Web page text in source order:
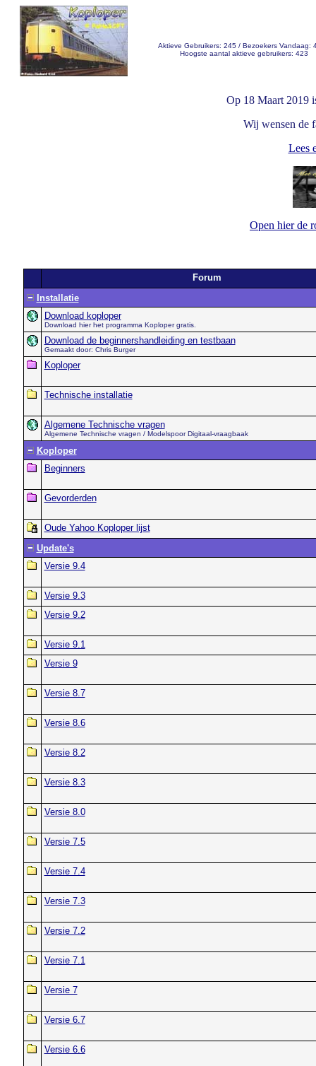
Aktieve Gebruikers: 245 / Bezoekers Vandaag:
Hoogste aantal aktieve gebruikers: 423
Op 18 Maart 2019
Wij wensen de
Lees
Open hier de
Forum
Installatie
Download koploper
Download hier het programma Koploper gratis.
Download de beginnershandleiding en testbaan
Gemaakt door: Chris Burger
Koploper
Technische installatie
Algemene Technische vragen
Algemene Technische vragen / Modelspoor Digitaal-vraagbaak
Koploper
Beginners
Gevorderden
Oude Yahoo Koploper lijst
Update's
Versie 9.4
Versie 9.3
Versie 9.2
Versie 9.1
Versie 9
Versie 8.7
Versie 8.6
Versie 8.2
Versie 8.3
Versie 8.0
Versie 7.5
Versie 7.4
Versie 7.3
Versie 7.2
Versie 7.1
Versie 7
Versie 6.7
Versie 6.6